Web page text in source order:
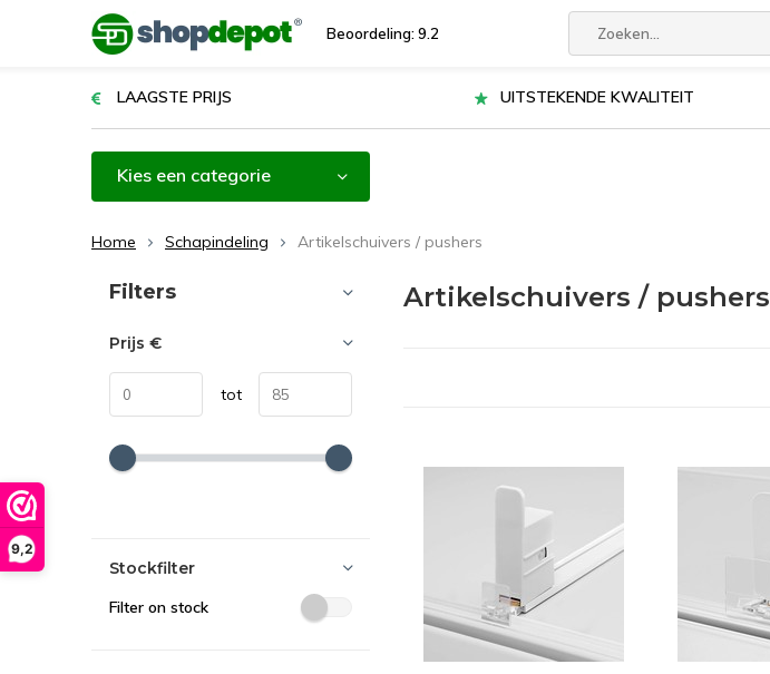
9,2
Beoordeling: 9.2
LAAGSTE PRIJS UITSTEKENDE KWALITEIT
Kies een categorie
Home Schapindeling Artikelschuivers / pushers
Artikelschuivers / pushers
Sorteren op:
Filters
Prijs €
tot
Stockfilter
Filter on stock